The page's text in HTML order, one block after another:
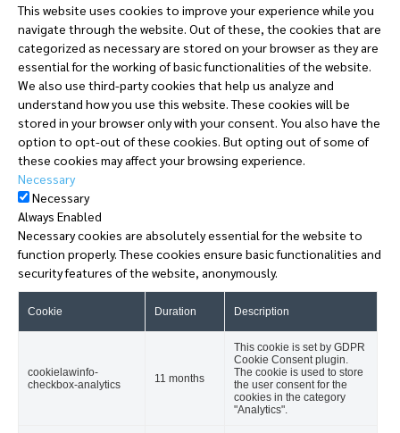
This website uses cookies to improve your experience while you
navigate through the website. Out of these, the cookies that are
categorized as necessary are stored on your browser as they are
essential for the working of basic functionalities of the website.
We also use third-party cookies that help us analyze and
understand how you use this website. These cookies will be
stored in your browser only with your consent. You also have the
option to opt-out of these cookies. But opting out of some of
these cookies may affect your browsing experience.
Necessary
Necessary
Always Enabled
Necessary cookies are absolutely essential for the website to
function properly. These cookies ensure basic functionalities and
security features of the website, anonymously.
Cookie Duration Description
cookielawinfo-
checkbox-analytics
11 months
This cookie is set by GDPR
Cookie Consent plugin.
The cookie is used to store
the user consent for the
cookies in the category
"Analytics".